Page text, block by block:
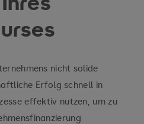
nicht solide
Erfolg schnell in
effektiv nutzen, um zu